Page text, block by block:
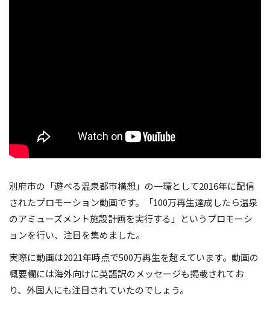
別府市の「遊べる温泉都市構想」の一環として2016年に配信
されたプロモーション動画です。「100万再生達成したら温泉
のアミューズメント施設計画を実行する」というプロモーシ
ョンを行い、注目を集めました。
実際に動画は2021年時点で500万再生を超えています。動画の
概要欄には海外向けに英語訳のメッセージも掲載されてお
り、外国人にも注目されていたのでしょう。